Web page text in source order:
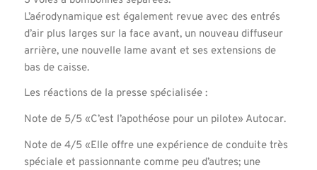
L’aérodynamique est également revue avec des entrés
d’air plus larges sur la face avant, un nouveau diffuseur
arrière, une nouvelle lame avant et ses extensions de
bas de caisse.
Les réactions de la presse spécialisée :
Note de 5/5 «C’est l’apothéose pour un pilote» Autocar.
Note de 4/5 «Elle offre une expérience de conduite très
spéciale et passionnante comme peu d’autres; une